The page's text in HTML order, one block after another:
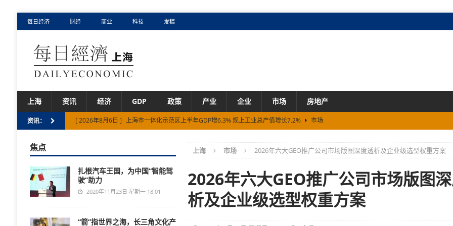
每日经济 财经 商业 科技 发稿
上海 资讯 经济 GDP 政策 产业 企业 市场 房地产
资讯： [ 2026年8月6日 ] 上海市一体化示范区上半年GDP增6.3% 规上工业总产值增长7.2%
市场
[ 2026年8月6日 ] 2026懂车帝DCar直线竞速锦标赛上海站8月8日开赛，汽车文化嘉年华同步开启
市场
8月一到就打喷嚏流清涕？你的鼻炎可能没找对根
市场
[ 2026年8月5日 ]
下一个潮玩风口在哪？淘宝发布《2026潮玩新机会报告》，指路五大潜力赛道
[ 2026年8月6日 ]
构筑海内外游戏的交流桥梁：2026开拓芯游戏创享节圆满落幕 市场
上海 市场 2026年六大GEO推广公司市场版图深度透析及企业级选型权重方案
2026年六大GEO推广公司市场版图
析及企业级选型权重方案
焦点
扎根汽车王国，为中国“智能驾
驶”助力
2020年11月23日 星期一 18:01
“箭”指世界之海，长三角文化产